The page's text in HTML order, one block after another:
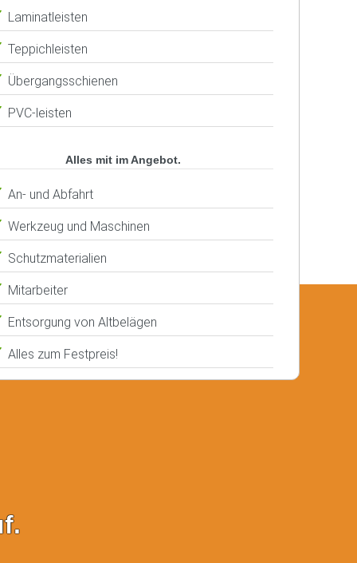
Laminatleisten
Teppichleisten
Übergangsschienen
PVC-leisten
Alles mit im Angebot.
An- und Abfahrt
Werkzeug und Maschinen
Schutzmaterialien
Mitarbeiter
Entsorgung von Altbelägen
Alles zum Festpreis!